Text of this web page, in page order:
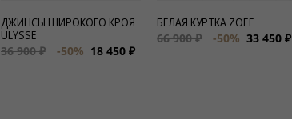
ДЖИНСЫ ШИРОКОГО КРОЯ
ULYSSE
36 900 ₽
-50% 18 450 ₽
БЕЛАЯ КУРТКА ZOEE
66 900 ₽
-50% 33 450 ₽